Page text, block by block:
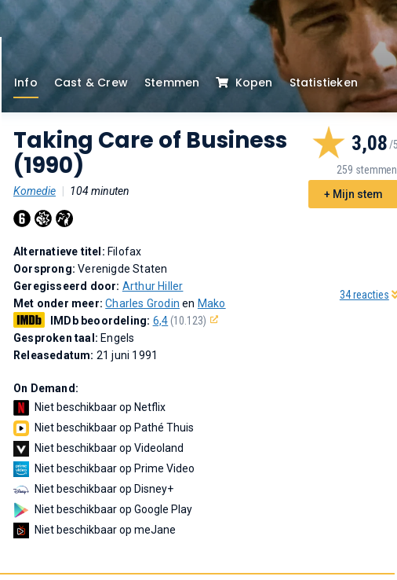
Info Cast & Crew Stemmen Kopen Statistieken
Taking Care of Business
(1990)
Komedie 104 minuten
3,08
259 stemmen
+ Mijn stem
34 reacties
Alternatieve titel: Filofax
Oorsprong:Verenigde Staten
Geregisseerd door: Arthur Hiller
Met onder meer:Charles Grodin en Mako
IMDb beoordeling: 6,4(10.123)
Gesproken taal: Engels
Releasedatum: 21 juni 1991
On Demand:
Niet beschikbaar op Netflix
Niet beschikbaar op Pathé Thuis
Niet beschikbaar op Videoland
Niet beschikbaar op Prime Video
Niet beschikbaar op Disney+
Niet beschikbaar op Google Play
Niet beschikbaar op meJane